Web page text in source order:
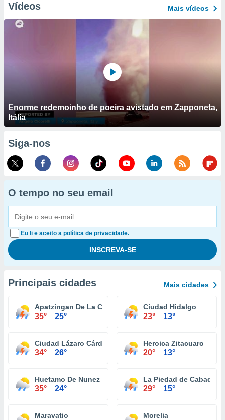
Vídeos Mais vídeos
Enorme redemoinho de poeira avistado em Zapponeta,
Itália
Siga-nos
O tempo no seu email
Eu li e aceito a política de privacidade.
Principais cidades Mais cidades
Apatzingan De La Constitucion
35° 25°
Ciudad Hidalgo
23° 13°
Ciudad Lázaro Cárdenas
34° 26°
Heroica Zitacuaro
20° 13°
Huetamo De Nunez
35° 24°
La Piedad de Cabadas
29° 15°
Maravatio Morelia